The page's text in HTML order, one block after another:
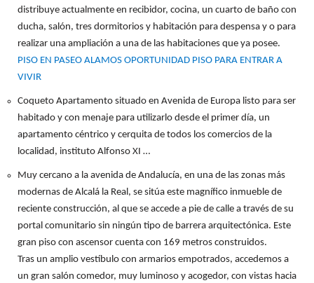
distribuye actualmente en recibidor, cocina, un cuarto de baño con
ducha, salón, tres dormitorios y habitación para despensa y o para
realizar una ampliación a una de las habitaciones que ya posee.
PISO EN PASEO ALAMOS OPORTUNIDAD PISO PARA ENTRAR A
VIVIR
Coqueto Apartamento situado en Avenida de Europa listo para ser
habitado y con menaje para utilizarlo desde el primer día, un
apartamento céntrico y cerquita de todos los comercios de la
localidad, instituto Alfonso XI …
Muy cercano a la avenida de Andalucía, en una de las zonas más
modernas de Alcalá la Real, se sitúa este magnífico inmueble de
reciente construcción, al que se accede a pie de calle a través de su
portal comunitario sin ningún tipo de barrera arquitectónica. Este
gran piso con ascensor cuenta con 169 metros construidos.
Tras un amplio vestíbulo con armarios empotrados, accedemos a
un gran salón comedor, muy luminoso y acogedor, con vistas hacia